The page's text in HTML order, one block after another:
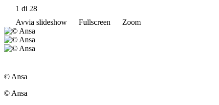
1 di 28
Avvia slideshow
Fullscreen Zoom
© Ansa
© Ansa